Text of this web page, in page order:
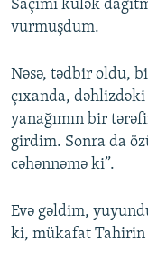
Saçımı külək
vurmuşdum.
Nəsə, tədbir oldu,
çıxanda,
yanağımın bir
girdim. Sonra da
cəhənnəmə ki”.
Evə gəldim,
ki, mükafat Tahirin